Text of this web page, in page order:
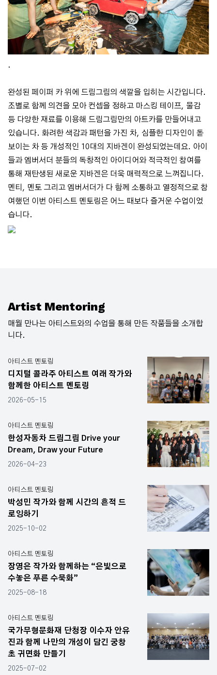
.
완성된 페이퍼 카 위에 드림그림의 색깔을 입히는 시간입니다.
조별로 함께 의견을 모아 컨셉을 정하고 마스킹 테이프, 물감
등 다양한 재료를 이용해 드림그림만의 아트카를 만들어내고
있습니다. 화려한 색감과 패턴을 가진 차, 심플한 디자인이 돋
보이는 차 등 개성적인 10대의 지바겐이 완성되었는데요. 아이
들과 엠버서더 분들의 독창적인 아이디어와 적극적인 참여를
통해 재탄생된 새로운 지바겐은 더욱 매력적으로 느껴집니다.
멘티, 멘토 그리고 엠버서더가 다 함께 소통하고 열정적으로 참
여했던 이번 아티스트 멘토링은 어느 때보다 즐거운 수업이었
습니다.
Artist Mentoring
매월 만나는 아티스트와의 수업을 통해 만든 작품들을 소개합
니다.
아티스트 멘토링
디지털 콜라주 아티스트 여래 작가와
함께한 아티스트 멘토링
2026-05-15
아티스트 멘토링
한성자동차 드림그림 Drive your
Dream, Draw your Future
2026-04-23
아티스트 멘토링
박성민 작가와 함께 시간의 흔적 드
로잉하기
2025-10-02
아티스트 멘토링
장영은 작가와 함께하는 “은빛으로
수놓은 푸른 수묵화”
2025-08-18
아티스트 멘토링
국가무형문화재 단청장 이수자 안유
진과 함께 나만의 개성이 담긴 궁창
초 귀면화 만들기
2025-07-02